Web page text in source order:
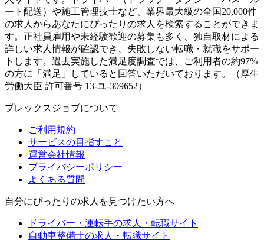
ート配送）や施工管理技士など、業界最大級の全国20,000件
の求人からあなたにぴったりの求人を検索することができま
す。正社員雇用や未経験歓迎の募集も多く、独自取材による
詳しい求人情報が確認でき、失敗しない転職・就職をサポー
トします。過去実施した満足度調査では、ご利用者の約97%
の方に「満足」していると回答いただいております。（厚生
労働大臣 許可番号 13-ユ-309652）
プレックスジョブについて
ご利用規約
サービスの目指すこと
運営会社情報
プライバシーポリシー
よくある質問
自分にぴったりの求人を見つけたい方へ
ドライバー・運転手の求人・転職サイト
自動車整備士の求人・転職サイト